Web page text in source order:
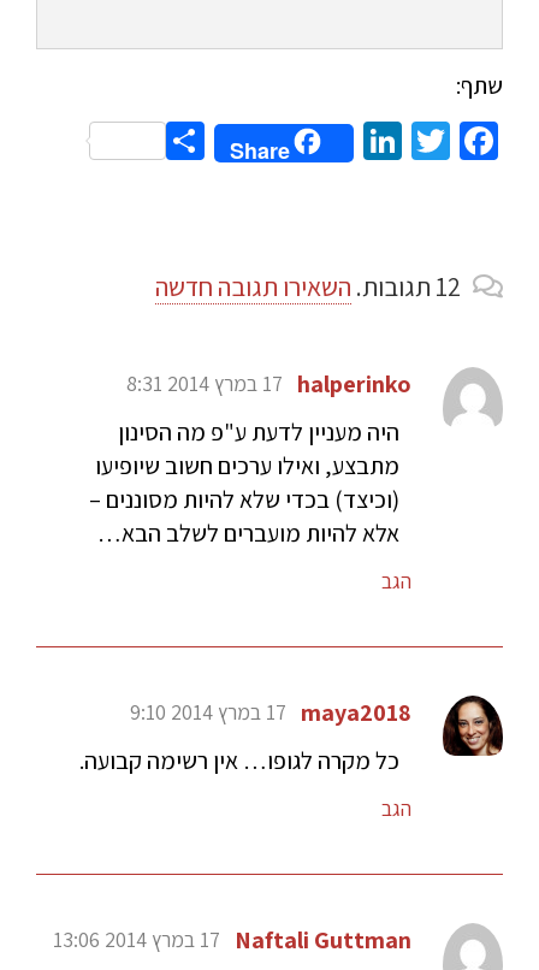
שתף:
Facebook
Twitter
LinkedIn
Share
Share
12 תגובות. השאירו תגובה חדשה
halperinko 17 במרץ 2014 8:31
היה מעניין לדעת ע"פ מה הסינון
מתבצע, ואילו ערכים חשוב שיופיעו
(וכיצד) בכדי שלא להיות מסוננים –
אלא להיות מועברים לשלב הבא…
הגב
maya2018 17 במרץ 2014 9:10
כל מקרה לגופו… אין רשימה קבועה.
הגב
Naftali Guttman 17 במרץ 2014 13:06